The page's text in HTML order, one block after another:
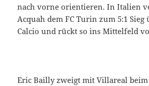
nach vorne orientieren. In Italien
Acquah dem FC Turin zum 5:1 Sieg
Calcio und rückt so ins Mittelfeld
Eric Bailly zweigt mit Villareal beim